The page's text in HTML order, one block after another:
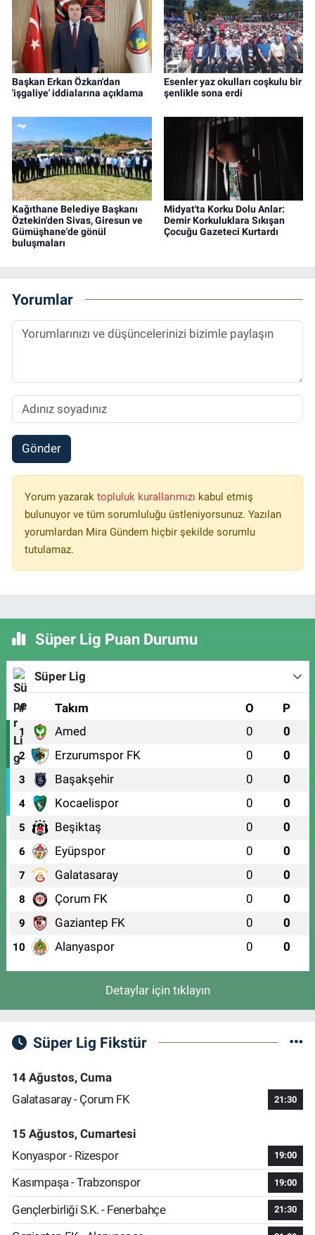
Başkan Erkan Özkan'dan
'işgaliye' iddialarına açıklama
Esenler yaz okulları coşkulu bir
şenlikle sona erdi
Kağıthane Belediye Başkanı
Öztekin'den Sivas, Giresun ve
Gümüşhane'de gönül
buluşmaları
Midyat'ta Korku Dolu Anlar:
Demir Korkuluklara Sıkışan
Çocuğu Gazeteci Kurtardı
Yorumlar
Gönder
Yorum yazarak topluluk kurallarımızı kabul etmiş
bulunuyor ve tüm sorumluluğu üstleniyorsunuz. Yazılan
yorumlardan Mira Gündem hiçbir şekilde sorumlu
tutulamaz.
Süper Lig Puan Durumu
Süper Lig
# Takım O P
1 Amed 0 0
2 Erzurumspor FK 0 0
3 Başakşehir 0 0
4 Kocaelispor 0 0
5 Beşiktaş 0 0
6 Eyüpspor 0 0
7 Galatasaray 0 0
8 Çorum FK 0 0
9 Gaziantep FK 0 0
10 Alanyaspor 0 0
Detaylar için tıklayın
Süper Lig Fikstür
14 Ağustos, Cuma
Galatasaray - Çorum FK
21:30
15 Ağustos, Cumartesi
Konyaspor - Rizespor
19:00
Kasımpaşa - Trabzonspor 19:00
Gençlerbirliği S.K. - Fenerbahçe 21:30